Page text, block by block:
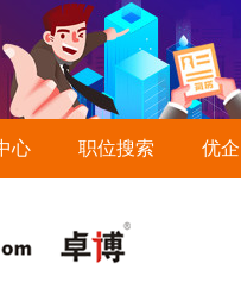
心 职位搜索 优企